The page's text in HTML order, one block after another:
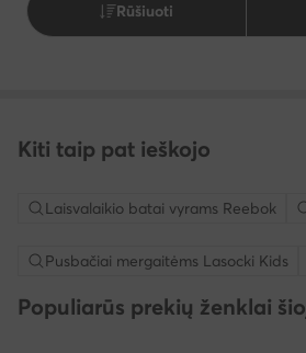
Rūšiuoti
Kiti taip pat ieškojo
Laisvalaikio batai vyrams Reebok
Pusbačiai mergaitėms Lasocki Kids
Populiarūs prekių ženklai